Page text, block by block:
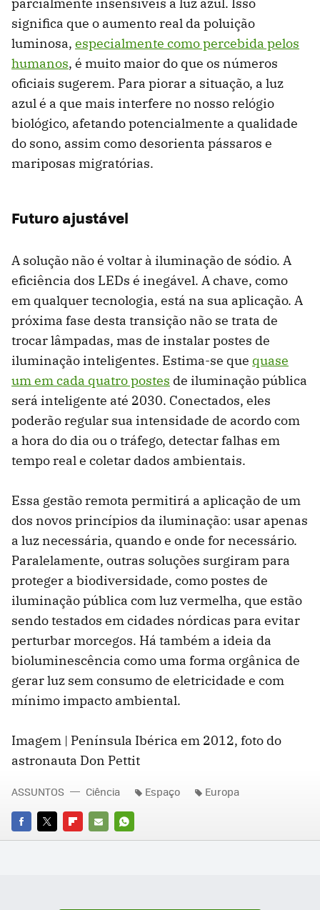
significa que o aumento real da poluição
luminosa, especialmente como percebida pelos
humanos, é muito maior do que os números
oficiais sugerem. Para piorar a situação, a luz
azul é a que mais interfere no nosso relógio
biológico, afetando potencialmente a qualidade
do sono, assim como desorienta pássaros e
mariposas migratórias.
Futuro ajustável
A solução não é voltar à iluminação de sódio. A
eficiência dos LEDs é inegável. A chave, como
em qualquer tecnologia, está na sua aplicação. A
próxima fase desta transição não se trata de
trocar lâmpadas, mas de instalar postes de
iluminação inteligentes. Estima-se que quase
um em cada quatro postes de iluminação pública
será inteligente até 2030. Conectados, eles
poderão regular sua intensidade de acordo com
a hora do dia ou o tráfego, detectar falhas em
tempo real e coletar dados ambientais.
Essa gestão remota permitirá a aplicação de um
dos novos princípios da iluminação: usar apenas
a luz necessária, quando e onde for necessário.
Paralelamente, outras soluções surgiram para
proteger a biodiversidade, como postes de
iluminação pública com luz vermelha, que estão
sendo testados em cidades nórdicas para evitar
perturbar morcegos. Há também a ideia da
bioluminescência como uma forma orgânica de
gerar luz sem consumo de eletricidade e com
mínimo impacto ambiental.
Imagem | Península Ibérica em 2012, foto do
astronauta Don Pettit
FACEBOOK
TWITTERFLIPBOARD
E-
WHATSAPP
ASSUNTOS Ciência Espaço Europa